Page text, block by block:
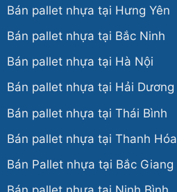
Bán pallet nhựa tại Hưng Yên
Bán pallet nhựa tại Bắc Ninh
Bán pallet nhựa tại Hà Nội
Bán pallet nhựa tại Hải Dương
Bán pallet nhựa tại Thái Bình
Bán pallet nhựa tại Thanh Hóa
Bán Pallet nhựa tại Bắc Giang